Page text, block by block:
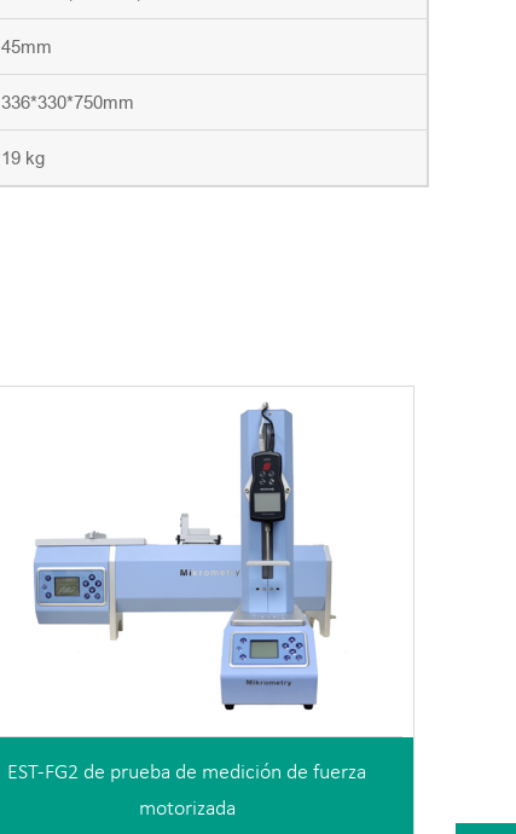
45mm
336*330*750mm
19 kg
EST-FG2 de prueba de medición de fuerza
motorizada